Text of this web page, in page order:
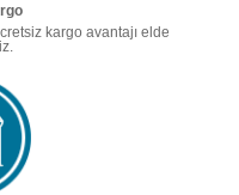
kargo avantajı elde